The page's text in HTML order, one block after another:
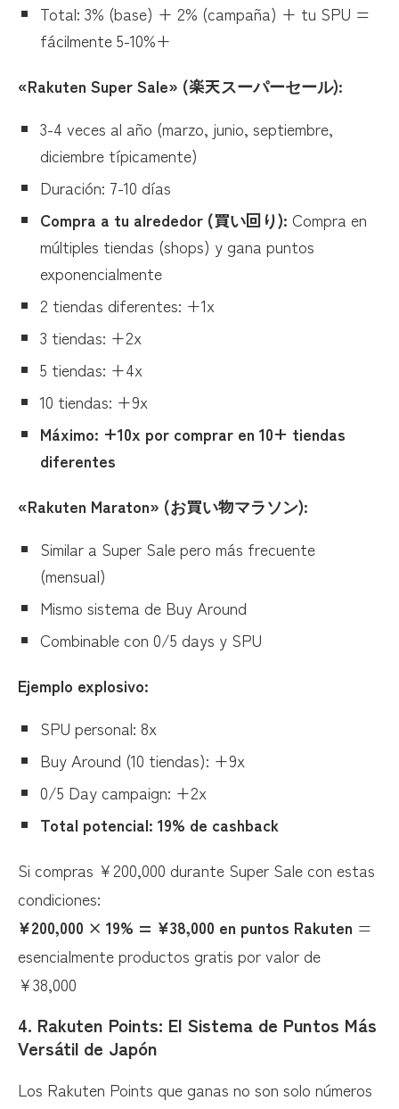
Total: 3% (base) + 2% (campaña) + tu SPU =
fácilmente 5-10%+
«Rakuten Super Sale» (楽天スーパーセール):
3-4 veces al año (marzo, junio, septiembre,
diciembre típicamente)
Duración: 7-10 días
Compra a tu alrededor (買い回り): Compra en
múltiples tiendas (shops) y gana puntos
exponencialmente
2 tiendas diferentes: +1x
3 tiendas: +2x
5 tiendas: +4x
10 tiendas: +9x
Máximo: +10x por comprar en 10+ tiendas
diferentes
«Rakuten Maraton» (お買い物マラソン):
Similar a Super Sale pero más frecuente
(mensual)
Mismo sistema de Buy Around
Combinable con 0/5 days y SPU
Ejemplo explosivo:
SPU personal: 8x
Buy Around (10 tiendas): +9x
0/5 Day campaign: +2x
Total potencial: 19% de cashback
Si compras ¥200,000 durante Super Sale con estas
condiciones:
¥200,000 × 19% = ¥38,000 en puntos Rakuten =
esencialmente productos gratis por valor de
¥38,000
4. Rakuten Points: El Sistema de Puntos Más
Versátil de Japón
Los Rakuten Points que ganas no son solo números